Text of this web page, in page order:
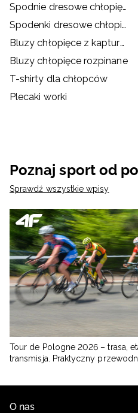
Spodnie dresowe chłopięce
Spodenki dresowe chłopięce
Bluzy chłopięce z kapturem
Bluzy chłopięce rozpinane
T-shirty dla chłopców
Plecaki worki
Poznaj sport od
Sprawdź wszystkie wpisy
Tour de Pologne 2026 – trasa,
transmisja. Praktyczny
O nas